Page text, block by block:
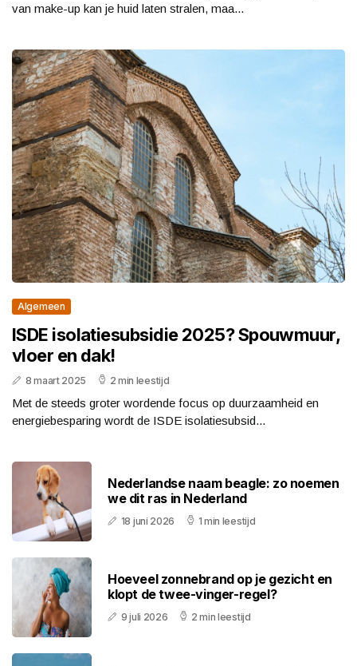
van make-up kan je huid laten stralen, maa...
Algemeen
ISDE isolatiesubsidie 2025? Spouwmuur,
vloer en dak!
8 maart 2025 2 min leestijd
Met de steeds groter wordende focus op duurzaamheid en
energiebesparing wordt de ISDE isolatiesubsid...
Nederlandse naam beagle: zo noemen
we dit ras in Nederland
18 juni 2026 1 min leestijd
Hoeveel zonnebrand op je gezicht en
klopt de twee-vinger-regel?
9 juli 2026 2 min leestijd